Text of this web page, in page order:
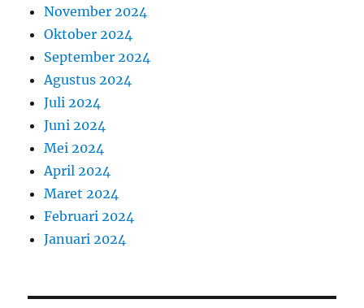
November 2024
Oktober 2024
September 2024
Agustus 2024
Juli 2024
Juni 2024
Mei 2024
April 2024
Maret 2024
Februari 2024
Januari 2024